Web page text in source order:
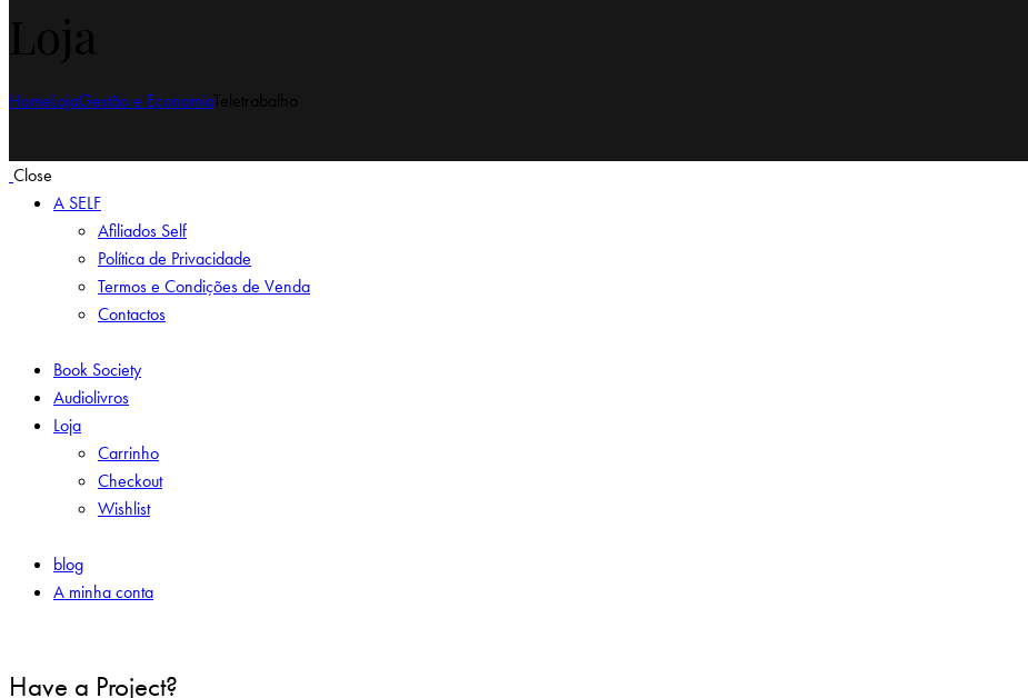
HomeLojaGestão e EconomiaTeletrabalho
Close
A SELF
Afiliados Self
Política de Privacidade
Termos e Condições de Venda
Contactos
Book Society
Audiolivros
Loja
Carrinho
Checkout
Wishlist
blog
A minha conta
Have a Project?